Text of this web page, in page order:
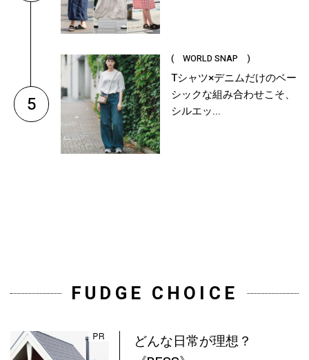
5
( WORLD SNAP )
Tシャツ×デニムだけのベー
シックな組み合わせこそ、
シルエッ...
FUDGE CHOICE
どんな日常が理想？